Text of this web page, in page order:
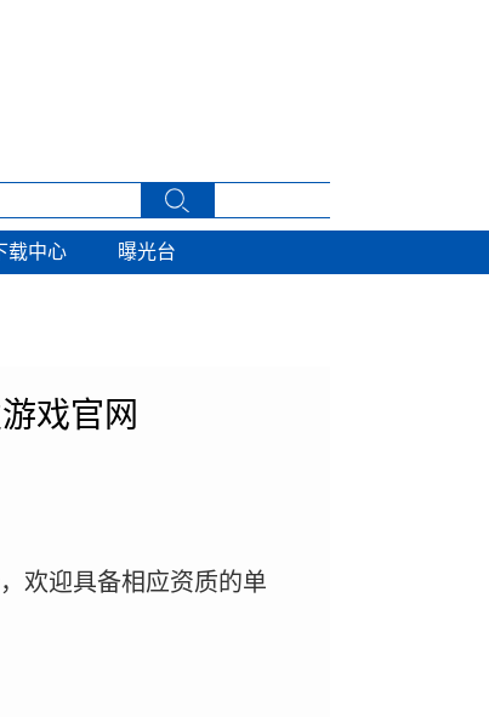
载中心
下载中心 曝光台
曝光台
戏官网
欢迎具备相应资质的单